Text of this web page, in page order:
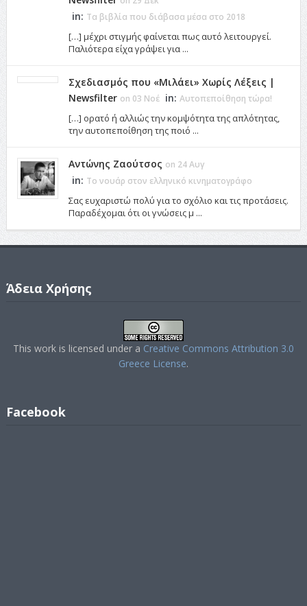
in: Τα βιβλία που διάβασα μέσα στο 2018
[…] μέχρι στιγμής φαίνεται πως αυτό λειτουργεί.
Παλιότερα είχα γράψει για ...
Σχεδιασμός που «Μιλάει» Χωρίς Λέξεις |
Newsfilter on 03 Νοέ in: Αυτοπεποίθηση τώρα!
[…] ορατό ή αλλιώς την κομψότητα της απλότητας,
την αυτοπεποίθηση της ποιό ...
Αντώνης Ζαούτσος on 24 Αυγ
in: Το νουάρ στον ελληνικό κινηματογράφο
Σας ευχαριστώ πολύ για το σχόλιο και τις προτάσεις.
Παραδέχομαι ότι οι γνώσεις μ ...
Άδεια Χρήσης
This work is licensed under a Creative Commons Attribution 3.0
Greece License.
Facebook